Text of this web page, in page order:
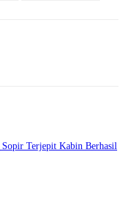
Terjepit Kabin Berhasil